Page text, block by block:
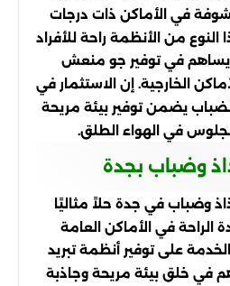
في الأماكن ذات درجات
النوع من الأنظمة راحة للأفراد
يساهم في توفير جو منعش
الخارجية. إن الاستثمار في
يضمن توفير بيئة مريحة
في الهواء الطلق.
وضباب بجدة
وضباب في جدة حلاً مثاليًا
الراحة في الأماكن العامة
على توفير أنظمة تبريد
في خلق بيئة مريحة وجاذبة